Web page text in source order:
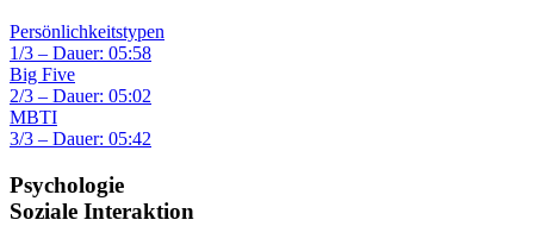
Persönlichkeitstypen
1/3 – Dauer: 05:58
Big Five
2/3 – Dauer: 05:02
MBTI
3/3 – Dauer: 05:42
Psychologie
Soziale Interaktion